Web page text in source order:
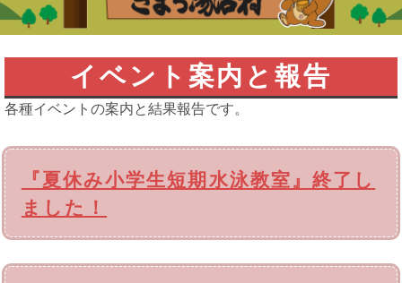
イベント案内と報告
各種イベントの案内と結果報告です。
『夏休み小学生短期水泳教室』終了し
ました！